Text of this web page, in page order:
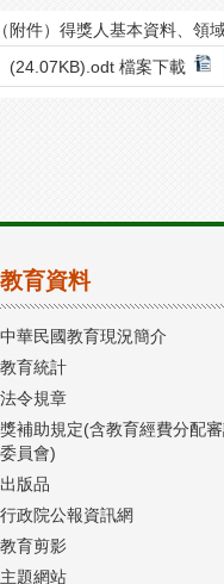
附件）得獎人基本資料、領
(24.07KB).odt 檔案下載
教育資料
中華民國教育現況簡介
教育統計
法令規章
獎補助規定(含教育經費分配
委員會)
出版品
行政院公報資訊網
教育剪影
主題網站